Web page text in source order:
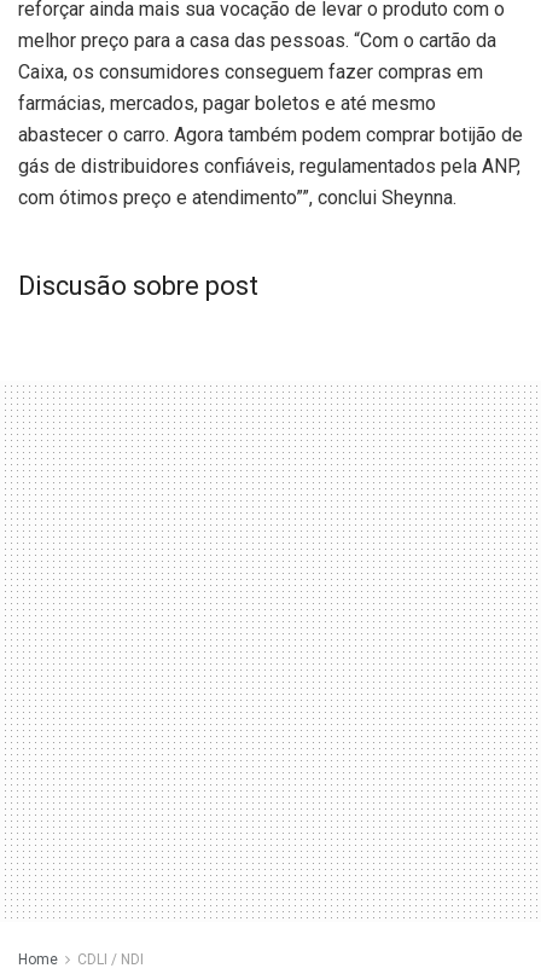
reforçar ainda mais sua vocação de levar o produto com o
melhor preço para a casa das pessoas. “Com o cartão da
Caixa, os consumidores conseguem fazer compras em
farmácias, mercados, pagar boletos e até mesmo
abastecer o carro. Agora também podem comprar botijão de
gás de distribuidores confiáveis, regulamentados pela ANP,
com ótimos preço e atendimento””, conclui Sheynna.
Discusão sobre post
Home CDLI / NDI